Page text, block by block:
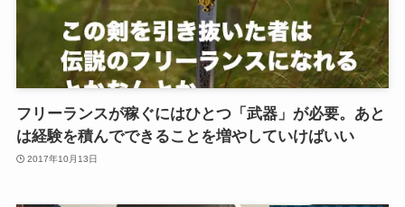
フリーランスが稼ぐにはひとつ「武器」が必要。あと
は経験を積んでできることを増やしていけばいい
2017年10月13日